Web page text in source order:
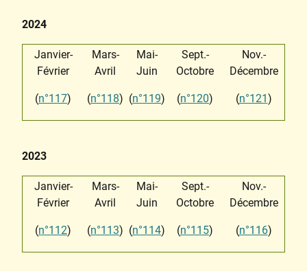
2024
Janvier-
Février
(n°117)
Mars-
Avril
(n°118)
Mai-
Juin
(n°119)
Sept.-
Octobre
(n°120)
Nov.-
Décembre
(n°121)
2023
Janvier-
Février
(n°112)
Mars-
Avril
(n°113)
Mai-
Juin
(n°114)
Sept.-
Octobre
(n°115)
Nov.-
Décembre
(n°116)